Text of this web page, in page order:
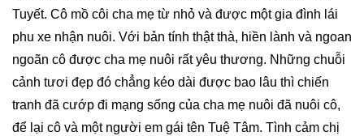
Tuyết. Cô mồ côi cha mẹ từ nhỏ và được một gia đình lái
phu xe nhận nuôi. Với bản tính thật thà, hiền lành và ngoan
ngoãn cô được cha mẹ nuôi rất yêu thương. Những chuỗi
cảnh tươi đẹp đó chẳng kéo dài được bao lâu thì chiến
tranh đã cướp đi mạng sống của cha mẹ nuôi đã nuôi cô,
để lại cô và một người em gái tên Tuệ Tâm. Tình cảm chị